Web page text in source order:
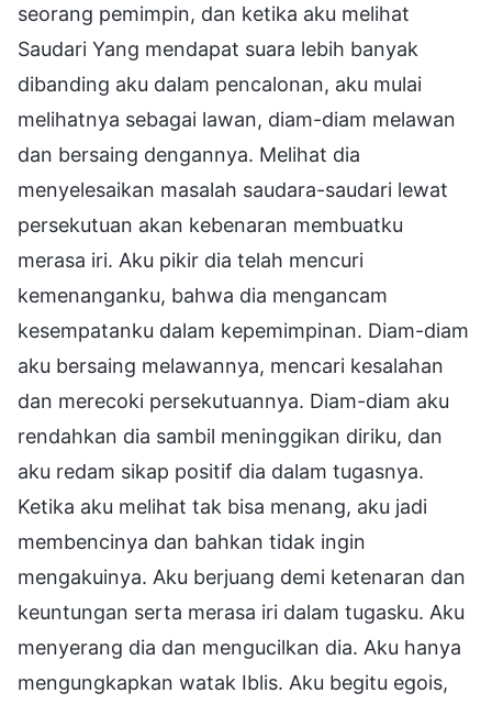
seorang pemimpin, dan ketika aku melihat
Saudari Yang mendapat suara lebih banyak
dibanding aku dalam pencalonan, aku mulai
melihatnya sebagai lawan, diam-diam melawan
dan bersaing dengannya. Melihat dia
menyelesaikan masalah saudara-saudari lewat
persekutuan akan kebenaran membuatku
merasa iri. Aku pikir dia telah mencuri
kemenanganku, bahwa dia mengancam
kesempatanku dalam kepemimpinan. Diam-diam
aku bersaing melawannya, mencari kesalahan
dan merecoki persekutuannya. Diam-diam aku
rendahkan dia sambil meninggikan diriku, dan
aku redam sikap positif dia dalam tugasnya.
Ketika aku melihat tak bisa menang, aku jadi
membencinya dan bahkan tidak ingin
mengakuinya. Aku berjuang demi ketenaran dan
keuntungan serta merasa iri dalam tugasku. Aku
menyerang dia dan mengucilkan dia. Aku hanya
mengungkapkan watak Iblis. Aku begitu egois,